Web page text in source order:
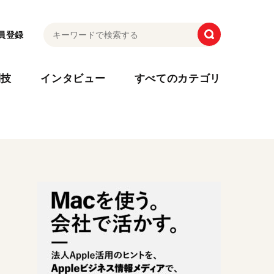
登録
インタビュー すべてのカテゴリ